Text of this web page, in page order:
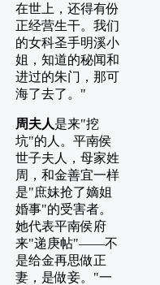
在世上，还得有份
正经营生干。我们
的女科圣手明溪小
姐，知道的秘闻和
进过的朱门，那可
海了去了。"
周夫人是来"挖
坑"的人。平南侯
世子夫人，母家姓
周，和金善宜一样
是"庶妹抢了嫡姐
婚事"的受害者。
她代表平南侯府
来"递庚帖"——不
是给金再思做正
妻，是做妾。"一